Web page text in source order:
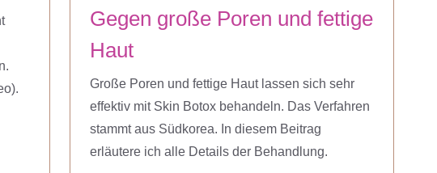
Gegen große Poren und fettige
Haut
Große Poren und fettige Haut lassen sich sehr
effektiv mit Skin Botox behandeln. Das Verfahren
stammt aus Südkorea. In diesem Beitrag
erläutere ich alle Details der Behandlung.